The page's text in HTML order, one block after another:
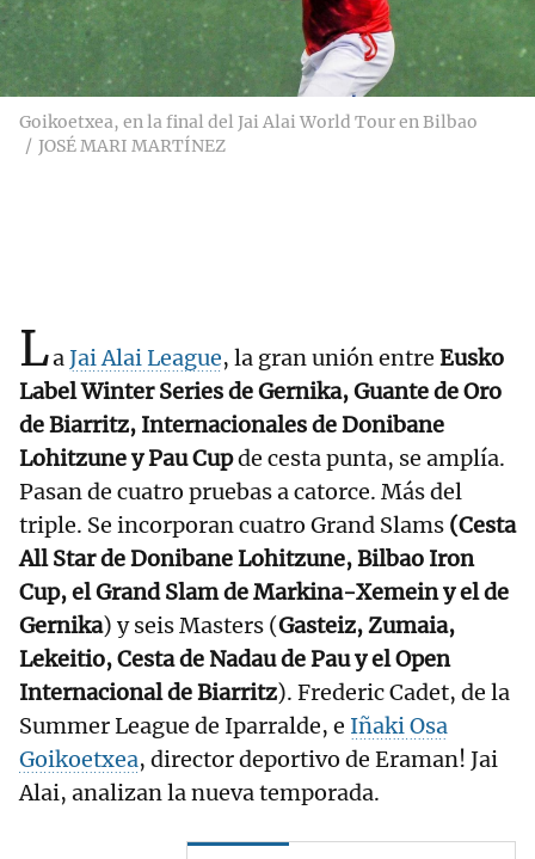
Goikoetxea, en la final del Jai Alai World Tour en Bilbao
JOSÉ MARI MARTÍNEZ
LaJai Alai League, la gran unión entre Eusko
Label Winter Series de Gernika, Guante de Oro
de Biarritz, Internacionales de Donibane
Lohitzune y Pau Cupde cesta punta, se amplía.
Pasan de cuatro pruebas a catorce. Más del
triple. Se incorporan cuatro Grand Slams (Cesta
All Star de Donibane Lohitzune, Bilbao Iron
Cup, el Grand Slam de Markina-Xemein y el de
Gernika) y seis Masters (Gasteiz, Zumaia,
Lekeitio, Cesta de Nadau de Pau y el Open
Internacional de Biarritz). Frederic Cadet, de la
Summer League de Iparralde, e Iñaki Osa
Goikoetxea, director deportivo de Eraman! Jai
Alai, analizan la nueva temporada.